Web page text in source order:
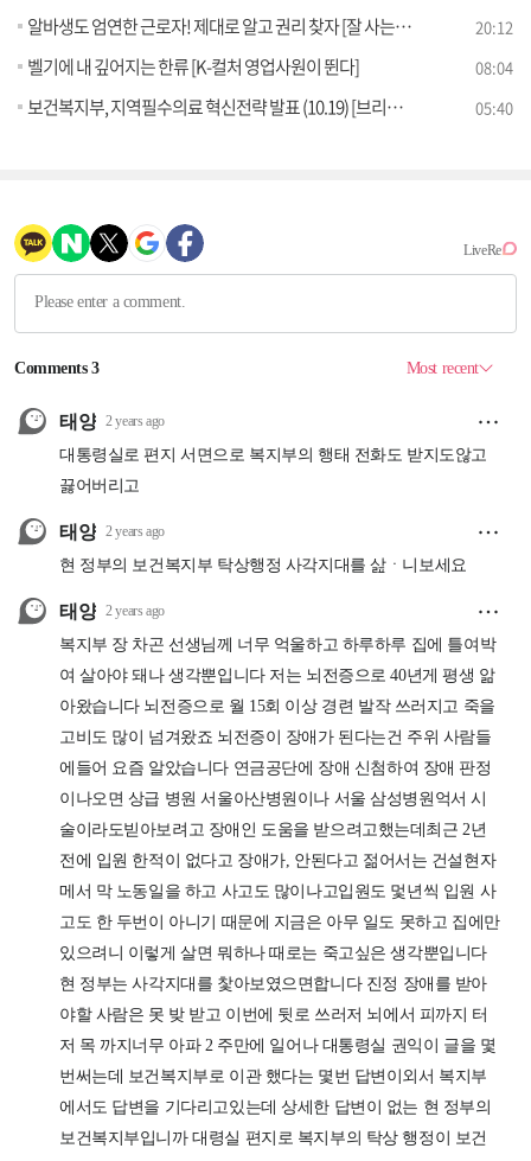
알바생도 엄연한 근로자! 제대로 알고 권리 찾자 [잘 사는 법] 20:12
벨기에 내 깊어지는 한류 [K-컬처 영업사원이 뛴다] 08:04
보건복지부, 지역필수의료 혁신전략 발표 (10.19) [브리핑 인사이트] 05:40